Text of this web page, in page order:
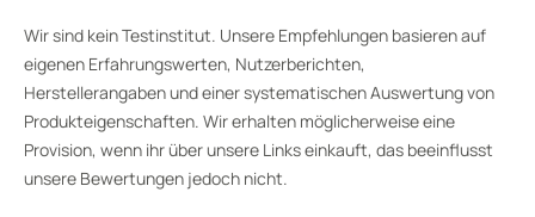
Wir sind kein Testinstitut. Unsere Empfehlungen basieren auf
eigenen Erfahrungswerten, Nutzerberichten,
Herstellerangaben und einer systematischen Auswertung von
Produkteigenschaften. Wir erhalten möglicherweise eine
Provision, wenn ihr über unsere Links einkauft, das beeinflusst
unsere Bewertungen jedoch nicht.